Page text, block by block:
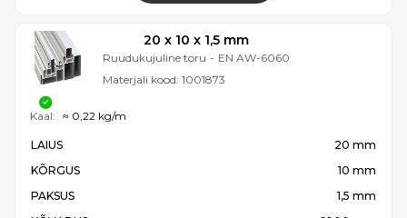
20 x 10 x 1,5 mm
Ruudukujuline toru - EN AW-6060
Materjali kood: 1001873
LAIUS
20 mm
KÕRGUS
10 mm
PAKSUS
1,5 mm
Kaal: ≈ 0,22 kg/m